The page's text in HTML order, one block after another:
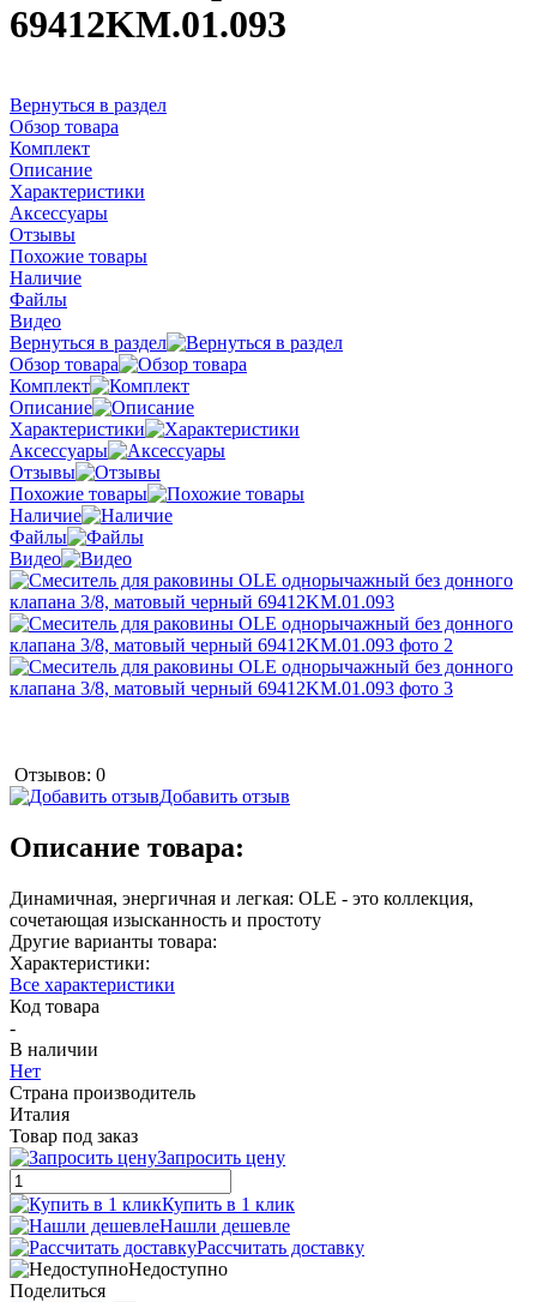
69412KM.01.093
Вернуться в раздел
Обзор товара
Комплект
Описание
Характеристики
Аксессуары
Отзывы
Похожие товары
Наличие
Файлы
Видео
Вернуться в раздел
Обзор товара
Комплект
Описание
Характеристики
Аксессуары
Отзывы
Похожие товары
Наличие
Файлы
Видео
Отзывов: 0
Добавить отзыв
Описание товара:
Динамичная, энергичная и легкая: OLE - это коллекция,
сочетающая изысканность и простоту
Другие варианты товара:
Характеристики:
Все характеристики
Код товара
-
В наличии
Нет
Страна производитель
Италия
Товар под заказ
Запросить цену
Купить в 1 клик
Нашли дешевле
Рассчитать доставку
Недоступно
Поделиться